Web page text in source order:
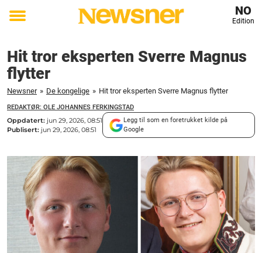
Toggle
NO
Edition
Hit tror eksperten Sverre Magnus
flytter
Newsner » De kongelige » Hit tror eksperten Sverre Magnus flytter
REDAKTØR: OLE JOHANNES FERKINGSTAD
Oppdatert: jun 29, 2026, 08:51
Publisert: jun 29, 2026, 08:51
Legg til som en foretrukket kilde på
Google